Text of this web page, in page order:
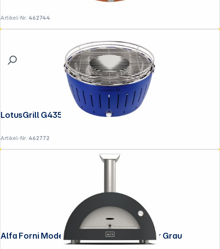
Artikel-Nr.:462744
LotusGrill G435 U Blau
Artikel-Nr.:462772
Alfa Forni Moderno 3 Pizze Holz Schiefer Grau